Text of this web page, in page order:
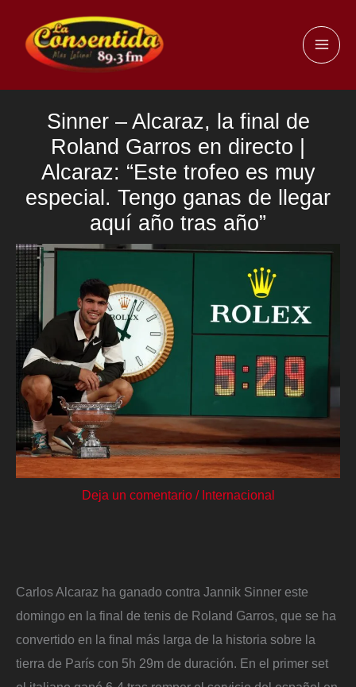
contenido
Sinner – Alcaraz, la final de
Roland Garros en directo |
Alcaraz: “Este trofeo es muy
especial. Tengo ganas de llegar
aquí año tras año”
Deja un comentario / Internacional
Carlos Alcaraz ha ganado contra Jannik Sinner este
domingo en la final de tenis de Roland Garros, que se ha
convertido en la final más larga de la historia sobre la
tierra de París con 5h 29m de duración. En el primer set